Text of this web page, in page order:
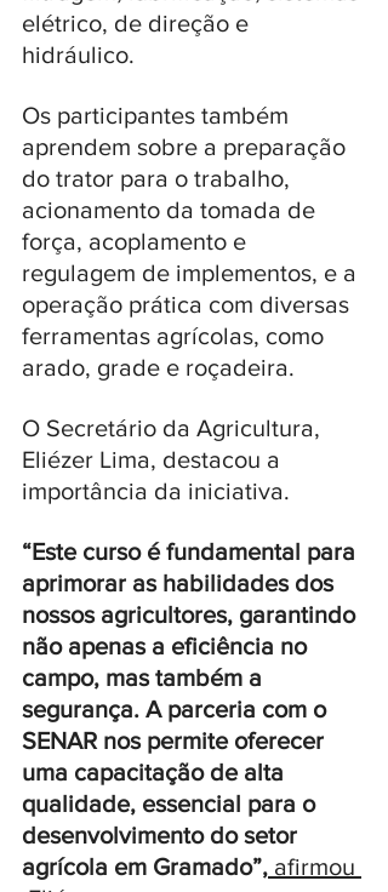
elétrico, de direção e
hidráulico.
Os participantes também
aprendem sobre a preparação
do trator para o trabalho,
acionamento da tomada de
força, acoplamento e
regulagem de implementos, e a
operação prática com diversas
ferramentas agrícolas, como
arado, grade e roçadeira.
O Secretário da Agricultura,
Eliézer Lima, destacou a
importância da iniciativa.
“Este curso é fundamental para
aprimorar as habilidades dos
nossos agricultores, garantindo
não apenas a eficiência no
campo, mas também a
segurança. A parceria com o
SENAR nos permite oferecer
uma capacitação de alta
qualidade, essencial para o
desenvolvimento do setor
agrícola em Gramado”, afirmou